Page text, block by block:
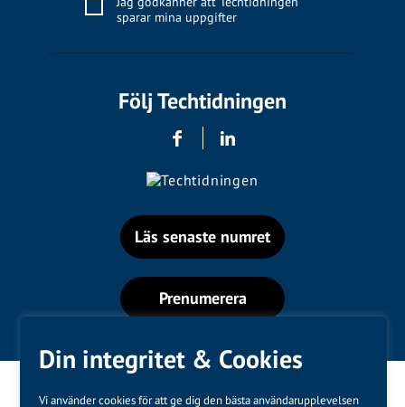
Din integritet & Cookies
Vi använder cookies för att ge dig den bästa användarupplevelsen
sparar mina uppgifter
Följ Techtidningen
Läs senaste numret
Prenumerera